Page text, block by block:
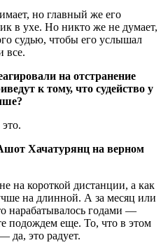
но главный же его
в ухе. Но никто же не думает,
судью, чтобы его услышал
все.
на отстранение
к тому, что судейство у
Хачатурянц на верном
на короткой дистанции, а как
на длинной. А за месяц или
нарабатывалось годами —
подождем еще. То, что в этом
да, это радует.